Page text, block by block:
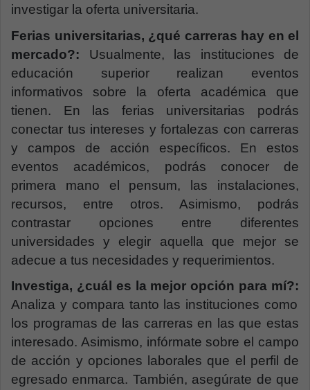
investigar la oferta universitaria.
Ferias universitarias, ¿qué carreras hay en el
mercado?: Usualmente, las instituciones de
educación superior realizan eventos
informativos sobre la oferta académica que
tienen. En las ferias universitarias podrás
conectar tus intereses y fortalezas con carreras
y campos de acción específicos. En estos
eventos académicos, podrás conocer de
primera mano el pensum, las instalaciones,
recursos, entre otros. Asimismo, podrás
contrastar opciones entre diferentes
universidades y elegir aquella que mejor se
adecue a tus necesidades y requerimientos.
Investiga, ¿cuál es la mejor opción para mí?:
Analiza y compara tanto las instituciones como
los programas de las carreras en las que estas
interesado. Asimismo, infórmate sobre el campo
de acción y opciones laborales que el perfil de
egresado enmarca. También, asegúrate de que